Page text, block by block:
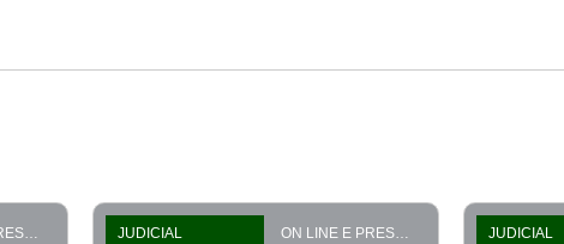
ON LINE E PRESENCIAL JUDICIAL ON LINE E PRESENCIAL JUDICIAL